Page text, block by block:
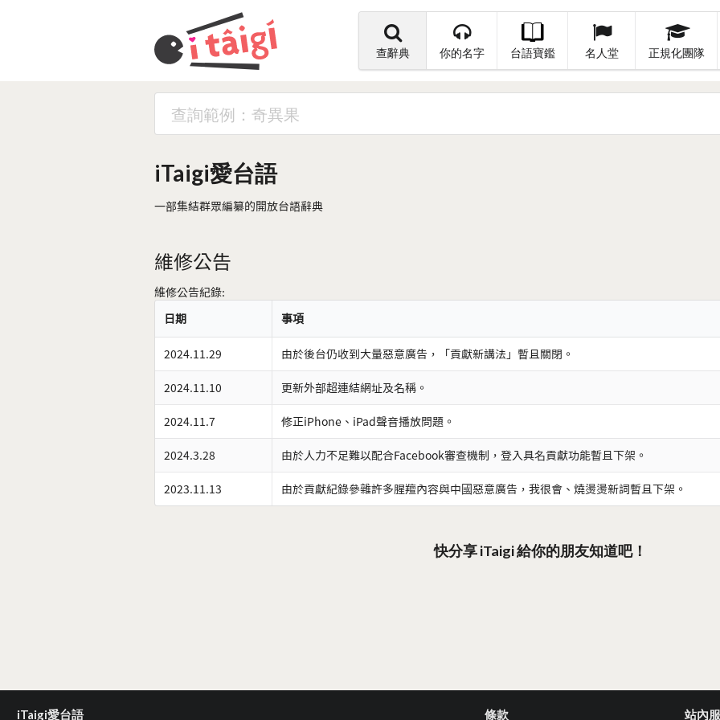
查辭典 你的名字 台語寶鑑 名人堂 正規化團隊
iTaigi愛台語
一部集結群眾編纂的開放台語辭典
維修公告
維修公告紀錄:
日期
事項
2024.11.29 由於後台仍收到大量惡意廣告，「貢獻新講法」暫且關閉。
2024.11.10 更新外部超連結網址及名稱。
2024.11.7 修正iPhone、iPad聲音播放問題。
2024.3.28 由於人力不足難以配合Facebook審查機制，登入具名貢獻功能暫且下架。
2023.11.13 由於貢獻紀錄參雜許多腥羶內容與中國惡意廣告，我很會、燒燙燙新詞暫且下架。
快分享 iTaigi 給你的朋友知道吧！
iTaigi愛台語 條款 站內